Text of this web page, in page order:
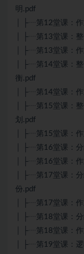
明.pdf
│ ├┈第12堂课：
│ ├┈第13堂课：
│ ├┈第13堂课：
│ ├┈第14堂课：整
衡.pdf
│ ├┈第14堂课：
│ ├┈第15堂课：整
划.pdf
│ ├┈第15堂课：
│ ├┈第16堂课：
│ ├┈第16堂课：
│ ├┈第17堂课：分
份.pdf
│ ├┈第17堂课：
│ ├┈第18堂课：
│ ├┈第18堂课：
│ ├┈第19堂课：逻